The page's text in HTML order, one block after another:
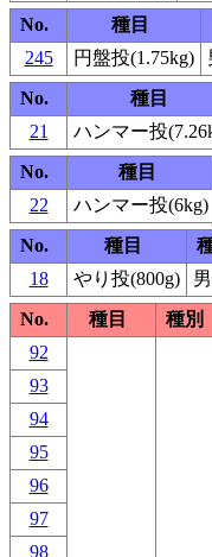
No.
種目
245
円盤投(1.75kg)
No.
種目
21
ハンマー投
No.
種目
22
ハンマー投(6kg)
No.
種目
18
やり投(800g)
No.
種目 種別
92
93
94
95
96
97
98